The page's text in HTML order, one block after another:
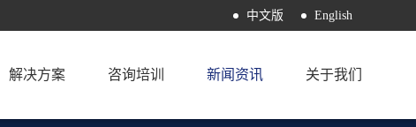
中文版 English
解决方案 咨询培训 新闻资讯 关于我们